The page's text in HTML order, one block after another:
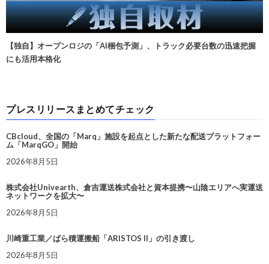
【独自】オープンロジの「AI梱包予測」、トラック必要台数の迅速把握
にも活用本格化
プレスリリースまとめてチェック
CBcloud、全国の「Marq」施設を起点とした新たな配送プラットフォー
ム「MarqGO」開始
2026年8月5日
株式会社Univearth、倉吉運送株式会社と資本提携〜山陰エリアへ実運送
ネットワークを拡大〜
2026年8月5日
川崎重工業／ばら積運搬船「ARISTOS II」の引き渡し
2026年8月5日